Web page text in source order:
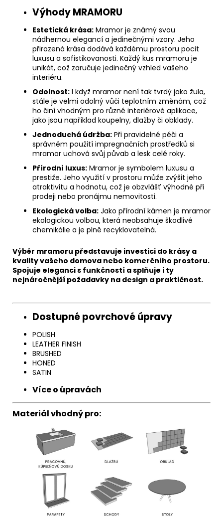
Výhody MRAMORU
Estetická krása: Mramor je známý svou
nádhernou elegancí a jedinečnými vzory. Jeho
přirozená krása dodává každému prostoru pocit
luxusu a sofistikovanosti. Každý kus mramoru je
unikát, což zaručuje jedinečný vzhled vašeho
interiéru.
Odolnost: I když mramor není tak tvrdý jako žula,
stále je velmi odolný vůči teplotním změnám, což
ho činí vhodným pro různé interiérové aplikace,
jako jsou například koupelny, dlažby či obklady.
Jednoduchá údržba: Při pravidelné péči a
správném použití impregnačních prostředků si
mramor uchová svůj půvab a lesk celé roky.
Přírodní luxus: Mramor je symbolem luxusu a
prestiže. Jeho využití v prostoru může zvýšit jeho
atraktivitu a hodnotu, což je obzvlášť výhodné při
prodeji nebo pronájmu nemovitosti.
Ekologická volba: Jako přírodní kámen je mramor
ekologickou volbou, která neobsahuje škodlivé
chemikálie a je plně recyklovatelná.
textarea
Výběr mramoru představuje investici do krásy a
kvality vašeho domova nebo komerčního prostoru.
Spojuje eleganci s funkčností a splňuje i ty
nejnáročnější požadavky na design a praktičnost.
Chat
textareaDostupné povrchové úpravy
POLISH
LEATHER FINISH
BRUSHED
HONED
SATIN
Více o úpravách
Materiál vhodný pro: